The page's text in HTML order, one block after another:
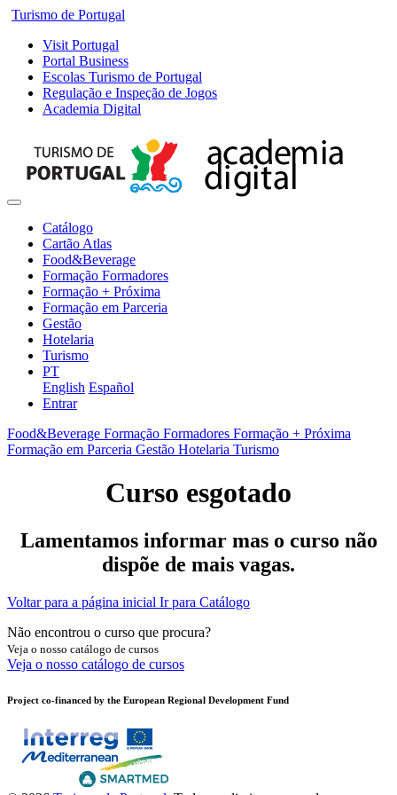
Turismo de Portugal
Visit Portugal
Portal Business
Escolas Turismo de Portugal
Regulação e Inspeção de Jogos
Academia Digital
Catálogo
Cartão Atlas
Food&Beverage
Formação Formadores
Formação + Próxima
Formação em Parceria
Gestão
Hotelaria
Turismo
PT
English Español
Entrar
Food&Beverage Formação Formadores Formação + Próxima
Formação em Parceria Gestão Hotelaria Turismo
Curso esgotado
Lamentamos informar mas o curso não
dispõe de mais vagas.
Voltar para a página inicial Ir para Catálogo
Não encontrou o curso que procura?
Veja o nosso catálogo de cursos
Veja o nosso catálogo de cursos
Project co-financed by the European Regional Development Fund